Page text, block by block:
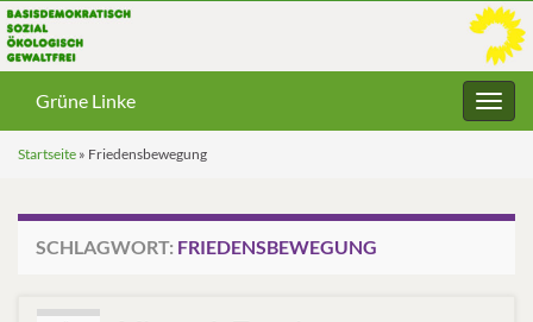
Grüne Linke
Startseite » Friedensbewegung
SCHLAGWORT: FRIEDENSBEWEGUNG